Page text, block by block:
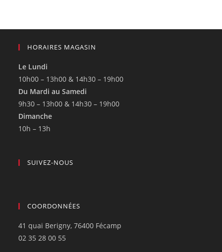
HORAIRES MAGASIN
Le Lundi
10h00 – 13h00 & 14h30 – 19h00
Du Mardi au Samedi
9h30 – 13h00 & 14h30 – 19h00
Dimanche
10h – 13h
SUIVEZ-NOUS
COORDONNÉES
41 quai Berigny, 76400 Fécamp
02 35 28 00 55